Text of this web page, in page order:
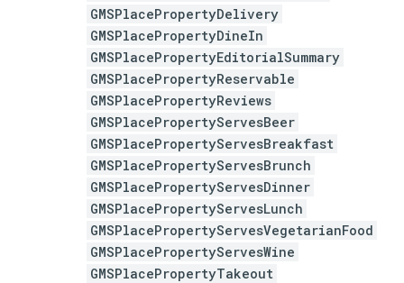
GMSPlacePropertyDelivery
GMSPlacePropertyDineIn
GMSPlacePropertyEditorialSummary
GMSPlacePropertyReservable
GMSPlacePropertyReviews
GMSPlacePropertyServesBeer
GMSPlacePropertyServesBreakfast
GMSPlacePropertyServesBrunch
GMSPlacePropertyServesDinner
GMSPlacePropertyServesLunch
GMSPlacePropertyServesVegetarianFood
GMSPlacePropertyServesWine
GMSPlacePropertyTakeout